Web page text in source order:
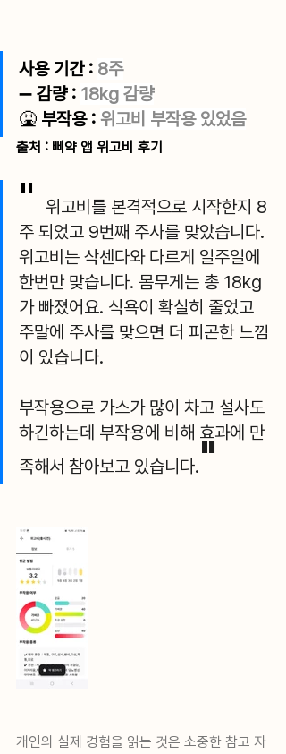
사용 기간 : 8주
➖ 감량 : 18kg 감량
🤮 부작용 : 위고비 부작용 있었음
출처 : 삐약 앱 위고비 후기
﻿"
위고비를 본격적으로 시작한지 8
주 되었고 9번째 주사를 맞았습니다.
위고비는 삭센다와 다르게 일주일에
한번만 맞습니다. 몸무게는 총 18kg
가 빠졌어요. 식욕이 확실히 줄었고
주말에 주사를 맞으면 더 피곤한 느낌
이 있습니다.
부작용으로 가스가 많이 차고 설사도
하긴하는데 부작용에 비해 효과에 만
족해서 참아보고 있습니다."
개인의 실제 경험을 읽는 것은 소중한 참고 자